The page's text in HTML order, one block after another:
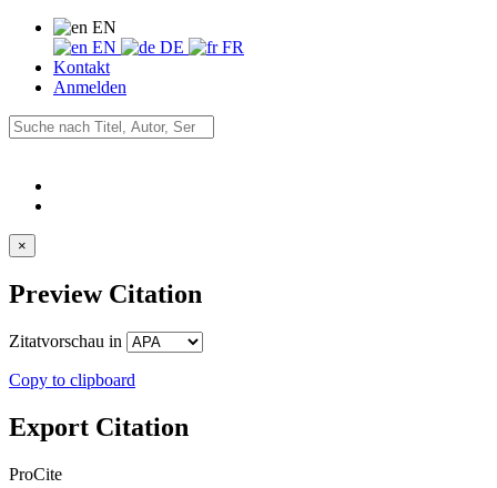
EN
EN
DE
FR
Kontakt
Anmelden
×
Preview Citation
Zitatvorschau in
Copy to clipboard
Export Citation
ProCite